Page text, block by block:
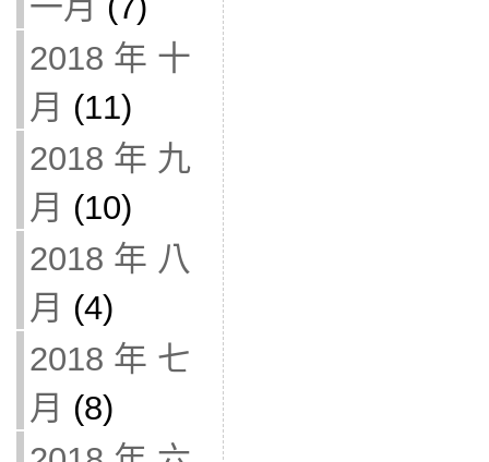
2018 年 十
月 (11)
2018 年 九
月 (10)
2018 年 八
月 (4)
2018 年 七
月 (8)